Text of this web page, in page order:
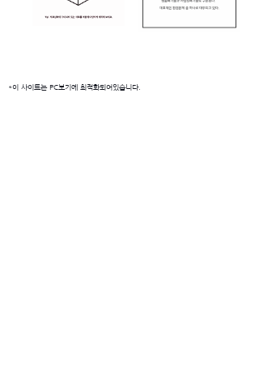
*이 사이트는 PC보기에 최적화되어있습니다.